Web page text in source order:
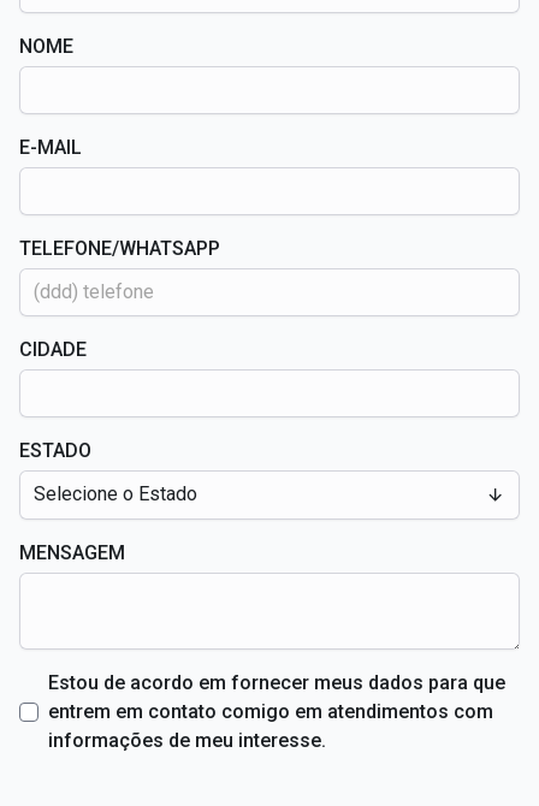
NOME
E-MAIL
TELEFONE/WHATSAPP
CIDADE
ESTADO
Selecione o Estado
MENSAGEM
Estou de acordo em fornecer meus dados para que
entrem em contato comigo em atendimentos com
informações de meu interesse.